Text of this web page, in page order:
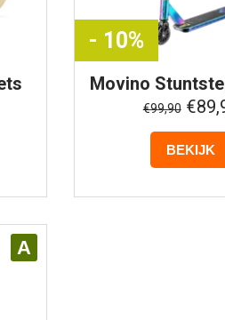
- 10%
Movino
€99,90
BEKIJK
A